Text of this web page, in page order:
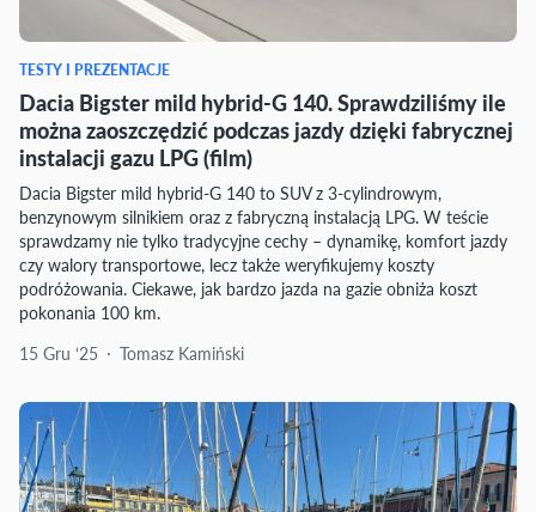
TESTY I PREZENTACJE
Dacia Bigster mild hybrid-G 140. Sprawdziliśmy ile
można zaoszczędzić podczas jazdy dzięki fabrycznej
instalacji gazu LPG (film)
Dacia Bigster mild hybrid-G 140 to SUV z 3-cylindrowym,
benzynowym silnikiem oraz z fabryczną instalacją LPG. W teście
sprawdzamy nie tylko tradycyjne cechy – dynamikę, komfort jazdy
czy walory transportowe, lecz także weryfikujemy koszty
podróżowania. Ciekawe, jak bardzo jazda na gazie obniża koszt
pokonania 100 km.
15 Gru ‘25
Tomasz Kamiński